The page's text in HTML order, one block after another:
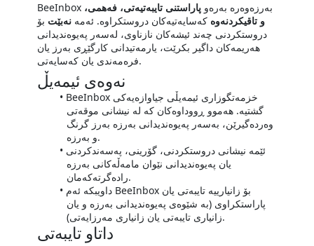
BeeInbox بەرزەوەرە بەرەوپاراستنی تایبەتیەتی، فەهمی،
و تاقیکردنەوە کەسایەتیەکان دروستکراوە. ئەمەنەبێت بۆ
دروستکردنی چەند ئیشەکان نازناوی، لەسەر پەیوەندیدانی
هەریمەکان داگیر بکرێت، یارمەتیدانی کارگێڕی بەرز یان
فرەمەندی یان کەسایەتی.
نەوەی ئیمەیڵ
BeeInbox خزمەتگوزاری ئیمەیڵی جیاوازەیەکی
گشتیە. هەموو ڕووداوەکان کە لە نیشانی موقەتی
وەردەگیرێن، بەسەر پەیوەندیدانی بەرزە بەرز گرنگ
و بەرزە.
ئێمە نیشانی دروستکردنی، گۆرینی، پەسەندکردنی
یان پەیوەندیدانی نێوان مامەڵەکانی بەرزە
رادەگرتەکەمان.
داویبکە ئەم BeeInbox بۆ زانیارییە تایبەتی یان
پاراستکراوی (بە شێوەی پەیوەندیدانی بەرزە و یان
زانیاری تایبەتی یان زانیاری مەرزایەتی).
داتاو تایبەتی